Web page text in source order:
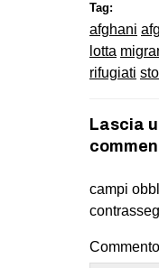
Tag:
afghani
lotta
rifugiati
Lascia
campi
Commento